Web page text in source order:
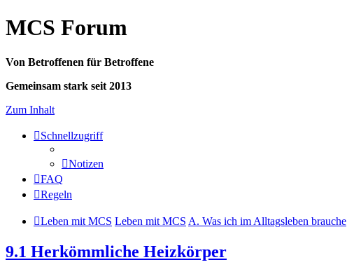
MCS Forum
Von Betroffenen für Betroffene
Gemeinsam stark seit 2013
Zum Inhalt
Schnellzugriff
Notizen
FAQ
Regeln
Leben mit MCS Leben mit MCS A. Was ich im Alltagsleben brauche
9.1 Herkömmliche Heizkörper